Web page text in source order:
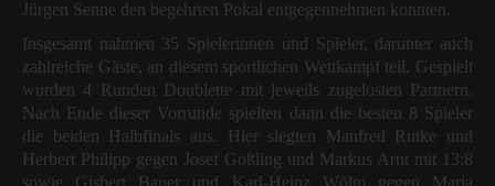
Jürgen Senne den begehrten Pokal entgegennehmen konnten.
Insgesamt nahmen 35 Spielerinnen und Spieler, darunter auch
zahlreiche Gäste, an diesem sportlichen Wettkampf teil. Gespielt
wurden 4 Runden Doublette mit jeweils zugelosten Partnern.
Nach Ende dieser Vorrunde spielten dann die besten 8 Spieler
die beiden Halbfinals aus. Hier siegten Manfred Rutke und
Herbert Philipp gegen Josef Goßling und Markus Arnt mit 13:8
sowie Gisbert Bauer und Karl-Heinz Wölm gegen Maria